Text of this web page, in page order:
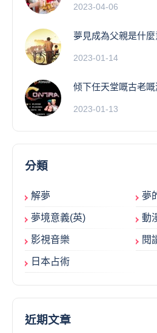
2023-04-06
夢見成為父親是什
2023-01-14
倾下任天堂嘅古老
2023-01-13
分類
解夢 夢
夢境意義(英) 動
影視音樂 閱
日本占術
近期文章